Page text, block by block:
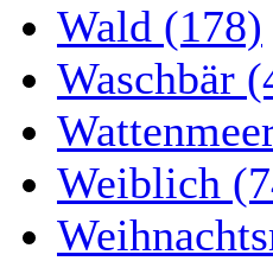
Wald (178)
Waschbär
Weiblich